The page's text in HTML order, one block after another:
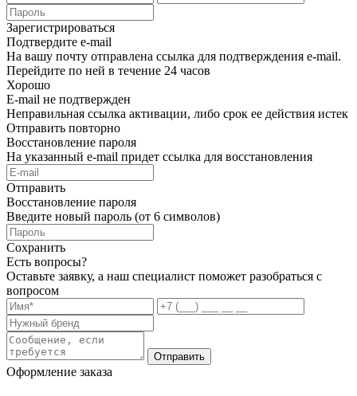
Зарегистрироваться
Подтвердите e-mail
На вашу почту отправлена ссылка для подтверждения e-mail.
Перейдите по ней в течение 24 часов
Хорошо
E-mail не подтвержден
Неправильная ссылка активации, либо срок ее действия истек
Отправить повторно
Восстановление пароля
На указанный e-mail придет ссылка для восстановления
Отправить
Восстановление пароля
Введите новый пароль (от 6 символов)
Сохранить
Есть вопросы?
Оставьте заявку, а наш специалист поможет разобраться с
вопросом
Отправить
Оформление заказа